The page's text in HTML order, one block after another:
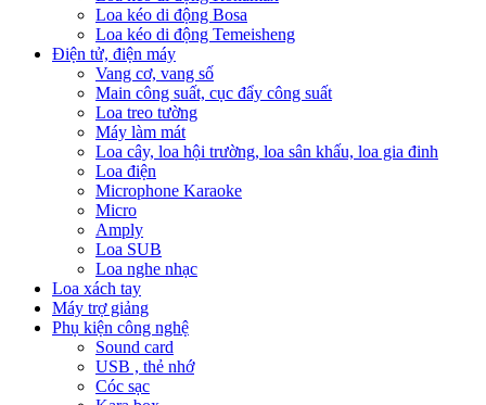
Loa kéo di động Bosa
Loa kéo di động Temeisheng
Điện tử, điện máy
Vang cơ, vang số
Main công suất, cục đẩy công suất
Loa treo tường
Máy làm mát
Loa cây, loa hội trường, loa sân khấu, loa gia đinh
Loa điện
Microphone Karaoke
Micro
Amply
Loa SUB
Loa nghe nhạc
Loa xách tay
Máy trợ giảng
Phụ kiện công nghệ
Sound card
USB , thẻ nhớ
Cóc sạc